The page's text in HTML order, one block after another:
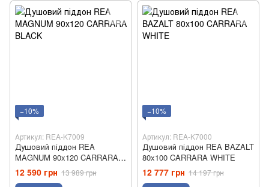
−10%
Артикул: REA-K7009
Душовий піддон REA
MAGNUM 90x120 CARRARA
BLACK
12 590 грн 13 989 грн
−10%
Артикул: REA-K7000
Душовий піддон REA BAZALT
80x100 CARRARA WHITE
12 777 грн 14 197 грн